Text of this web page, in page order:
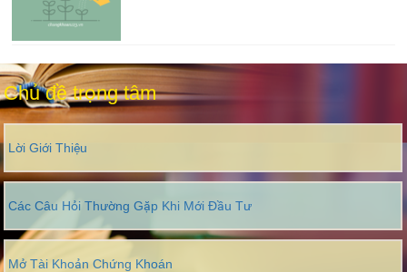
Chủ đề trọng tâm
Lời Giới Thiệu
Các Câu Hỏi Thường Gặp Khi Mới Đầu Tư
Mở Tài Khoản Chứng Khoán